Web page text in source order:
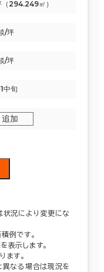
294.249㎡）
/坪
/坪
中旬
追加
状況により変更にな
例です。
表示します。
ます。
異なる場合は現況を